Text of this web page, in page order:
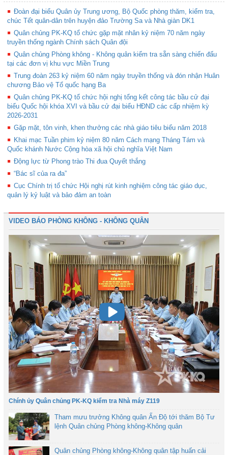
Đoàn đại biểu Quân ủy Trung ương, Bộ Quốc phòng thăm, kiểm tra,
chúc Tết quân-dân trên huyện đảo Trường Sa và Nhà giàn DK1
Quân chủng PK-KQ tổ chức gặp mặt nhân kỷ niệm 70 năm ngày
truyền thống ngành Chính sách Quân đội
Quân chủng Phòng không - Không quân kiểm tra sẵn sàng chiến đấu
tại các đơn vị khu vực Miền Trung
Trung đoàn 263 kỷ niệm 60 năm ngày truyền thống và đón nhận Huân
chương Bảo vệ Tổ quốc hạng Ba
Quân chủng PK-KQ tổ chức hội nghị tổng kết công tác bầu cử đại
biểu Quốc hội khóa XVI và bầu cử đại biểu HĐND các cấp nhiệm kỳ
2026-2031
Gặp mặt, tôn vinh, khen thưởng các nhà giáo tiêu biểu năm 2018
Khai mạc Tuần phim kỷ niệm 80 năm Cách mạng Tháng Tám và
Quốc khánh Nước Cộng hòa xã hội chủ nghĩa Việt Nam
Động lực từ Phong trào Thi đua Quyết thắng
“Bác sĩ của ra đa”
Cục Chính trị tổ chức Hội nghị rút kinh nghiệm công tác giáo dục,
quản lý kỷ luật và bảo đảm an toàn
VIDEO BÁO PHÒNG KHÔNG - KHÔNG QUÂN
Chính ủy Quân chủng PK-KQ kiểm tra Nhà máy Z119
Tham mưu trưởng Không quân Ấn Độ tới thăm Bộ Tư
lệnh Quân chủng Phòng không-Không quân
Quân chủng Phòng không-Không quân tập huấn cải